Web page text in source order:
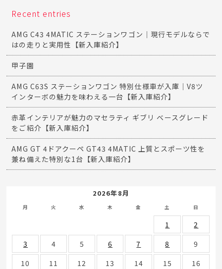
Recent entries
AMG C43 4MATIC ステーションワゴン｜現行モデルならで
はの走りと実用性【新入庫紹介】
甲子園
AMG C63S ステーションワゴン 特別仕様車が入庫｜V8ツ
インターボの魅力を味わえる一台【新入庫紹介】
赤革インテリアが魅力のマセラティ ギブリ ベースグレード
をご紹介【新入庫紹介】
AMG GT 4ドアクーペ GT43 4MATIC 上質とスポーツ性を
兼ね備えた特別な1台【新入庫紹介】
2026年8月
月 火 水 木 金 土 日
1
2
3
4 5 6 7 8
9
10
11 12 13 14 15
16